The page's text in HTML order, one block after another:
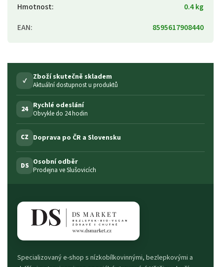
Hmotnost:
0.4 kg
EAN: 8595617908440
✓ Zboží skutečně skladem
Aktuální dostupnost u produktů
24 Rychlé odeslání
Obvykle do 24 hodin
CZ Doprava po ČR a Slovensku
DS Osobní odběr
Prodejna ve Slušovicích
Specializovaný e-shop s nízkobílkovinnými, bezlepkovými a